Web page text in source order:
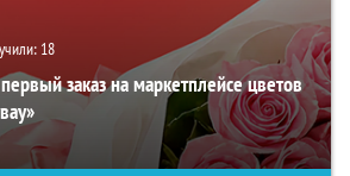
18
заказ на маркетплейсе цветов